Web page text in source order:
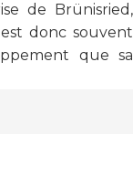
de Brünisried,
donc souvent
que sa